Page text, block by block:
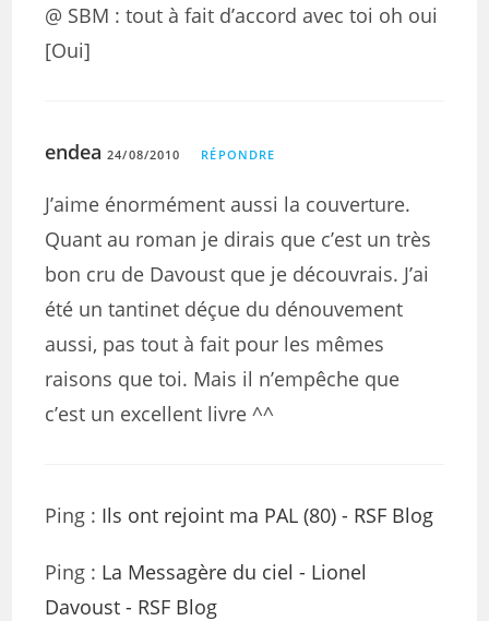
@ SBM : tout à fait d’accord avec toi oh oui
[Oui]
endea 24/08/2010 RÉPONDRE
J’aime énormément aussi la couverture.
Quant au roman je dirais que c’est un très
bon cru de Davoust que je découvrais. J’ai
été un tantinet déçue du dénouvement
aussi, pas tout à fait pour les mêmes
raisons que toi. Mais il n’empêche que
c’est un excellent livre ^^
Ping : Ils ont rejoint ma PAL (80) - RSF Blog
Ping : La Messagère du ciel - Lionel
Davoust - RSF Blog